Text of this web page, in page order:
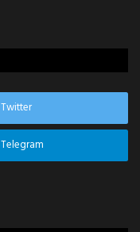
Twitter
Telegram